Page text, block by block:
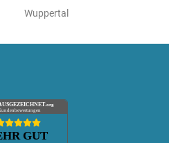
Wuppertal
.org
GUT